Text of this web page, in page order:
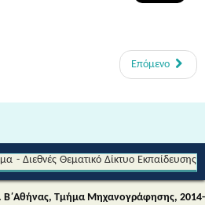
Επόμενο
- Διεθνές Θεματικό Δίκτυο Εκπαίδευσης
& Πολιτιστικής Εκπαίδευσης)
Τμήμα Μηχανογράφησης, 2014-